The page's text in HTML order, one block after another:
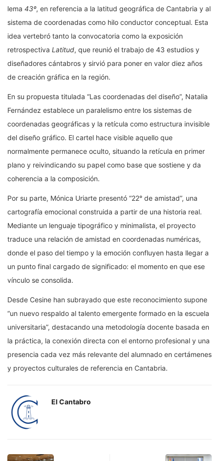
lema 43º, en referencia a la latitud geográfica de Cantabria y al
sistema de coordenadas como hilo conductor conceptual. Esta
idea vertebró tanto la convocatoria como la exposición
retrospectiva Latitud, que reunió el trabajo de 43 estudios y
diseñadores cántabros y sirvió para poner en valor diez años
de creación gráfica en la región.
En su propuesta titulada “Las coordenadas del diseño”, Natalia
Fernández establece un paralelismo entre los sistemas de
coordenadas geográficas y la retícula como estructura invisible
del diseño gráfico. El cartel hace visible aquello que
normalmente permanece oculto, situando la retícula en primer
plano y reivindicando su papel como base que sostiene y da
coherencia a la composición.
Por su parte, Mónica Uriarte presentó “22° de amistad”, una
cartografía emocional construida a partir de una historia real.
Mediante un lenguaje tipográfico y minimalista, el proyecto
traduce una relación de amistad en coordenadas numéricas,
donde el paso del tiempo y la emoción confluyen hasta llegar a
un punto final cargado de significado: el momento en que ese
vínculo se consolida.
Desde Cesine han subrayado que este reconocimiento supone
“un nuevo respaldo al talento emergente formado en la escuela
universitaria”, destacando una metodología docente basada en
la práctica, la conexión directa con el entorno profesional y una
presencia cada vez más relevante del alumnado en certámenes
y proyectos culturales de referencia en Cantabria.
El Cantabro